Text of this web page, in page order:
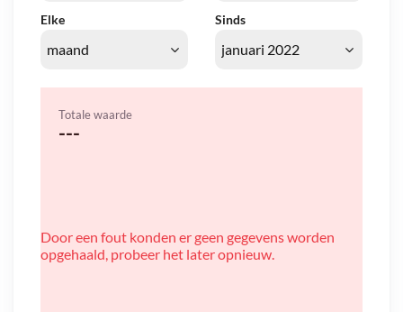
Elke Sinds
Totale waarde
---
Door een fout konden er geen gegevens worden
opgehaald, probeer het later opnieuw.